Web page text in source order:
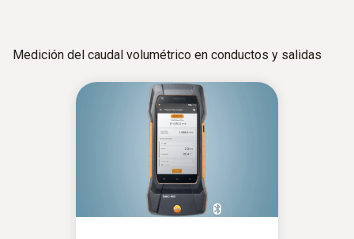
Medición del caudal volumétrico en conductos y salidas